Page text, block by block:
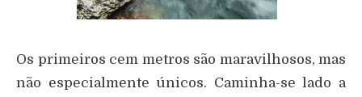
Os primeiros cem metros são maravilhosos, mas
não especialmente únicos. Caminha-se lado a